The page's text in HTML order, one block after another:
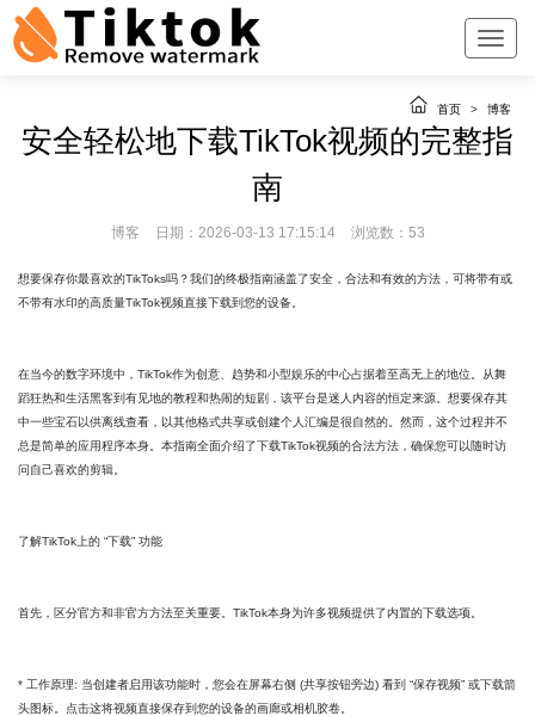
首页 > 博客
安全轻松地下载TikTok视频的完整指
南
博客 日期：2026-03-13 17:15:14 浏览数：53
想要保存你最喜欢的TikToks吗？我们的终极指南涵盖了安全，合法和有效的方法，可将带有或
不带有水印的高质量TikTok视频直接下载到您的设备。
在当今的数字环境中，TikTok作为创意、趋势和小型娱乐的中心占据着至高无上的地位。从舞
蹈狂热和生活黑客到有见地的教程和热闹的短剧，该平台是迷人内容的恒定来源。想要保存其
中一些宝石以供离线查看，以其他格式共享或创建个人汇编是很自然的。然而，这个过程并不
总是简单的应用程序本身。本指南全面介绍了下载TikTok视频的合法方法，确保您可以随时访
问自己喜欢的剪辑。
了解TikTok上的 “下载” 功能
首先，区分官方和非官方方法至关重要。TikTok本身为许多视频提供了内置的下载选项。
* 工作原理: 当创建者启用该功能时，您会在屏幕右侧 (共享按钮旁边) 看到 “保存视频” 或下载箭
头图标。点击这将视频直接保存到您的设备的画廊或相机胶卷。